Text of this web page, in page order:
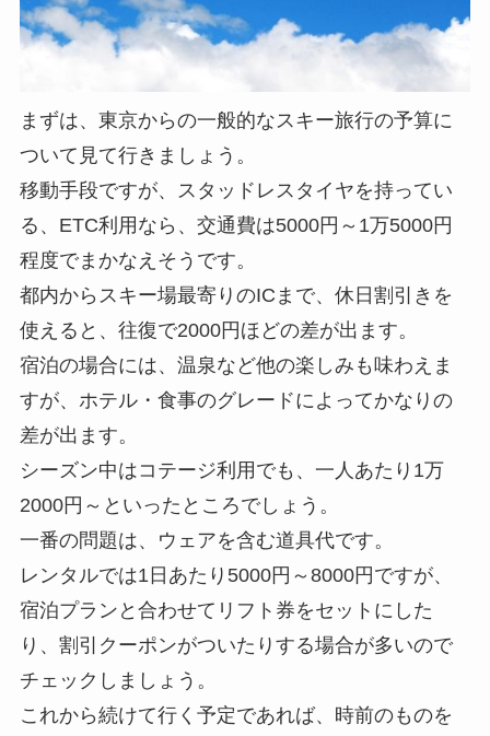
まずは、東京からの一般的なスキー旅行の予算に
ついて見て行きましょう。
移動手段ですが、スタッドレスタイヤを持ってい
る、ETC利用なら、交通費は5000円～1万5000円
程度でまかなえそうです。
都内からスキー場最寄りのICまで、休日割引きを
使えると、往復で2000円ほどの差が出ます。
宿泊の場合には、温泉など他の楽しみも味わえま
すが、ホテル・食事のグレードによってかなりの
差が出ます。
シーズン中はコテージ利用でも、一人あたり1万
2000円～といったところでしょう。
一番の問題は、ウェアを含む道具代です。
レンタルでは1日あたり5000円～8000円ですが、
宿泊プランと合わせてリフト券をセットにした
り、割引クーポンがついたりする場合が多いので
チェックしましょう。
これから続けて行く予定であれば、時前のものを